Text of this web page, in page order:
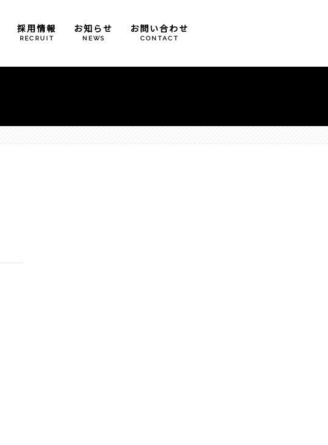
採用情報
RECRUIT
お知らせ
NEWS
お問い合わせ
CONTACT